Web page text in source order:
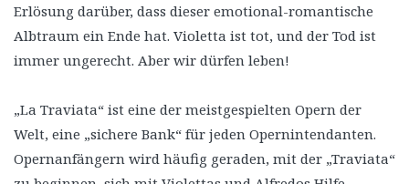
Erlösung darüber, dass dieser emotional-romantische
Albtraum ein Ende hat. Violetta ist tot, und der Tod ist
immer ungerecht. Aber wir dürfen leben!
„La Traviata“ ist eine der meistgespielten Opern der
Welt, eine „sichere Bank“ für jeden Opernintendanten.
Opernanfängern wird häufig geraden, mit der „Traviata“